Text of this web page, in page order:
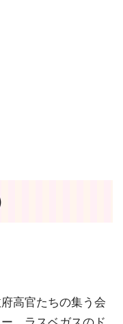
高官たちの集う会